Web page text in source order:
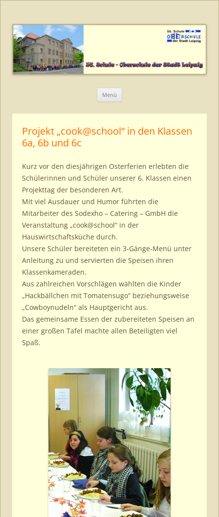
Menü
Projekt „cook@school“ in den Klassen
6a, 6b und 6c
Kurz vor den diesjährigen Osterferien erlebten die
Schülerinnen und Schüler unserer 6. Klassen einen
Projekttag der besonderen Art.
Mit viel Ausdauer und Humor führten die
Mitarbeiter des Sodexho – Catering – GmbH die
Veranstaltung „cook@school“ in der
Hauswirtschaftsküche durch.
Unsere Schüler bereiteten ein 3-Gänge-Menü unter
Anleitung zu und servierten die Speisen ihren
Klassenkameraden.
Aus zahlreichen Vorschlägen wählten die Kinder
„Hackbällchen mit Tomatensugo“ beziehungsweise
„Cowboynudeln“ als Hauptgericht aus.
Das gemeinsame Essen der zubereiteten Speisen an
einer großen Tafel machte allen Beteiligten viel
Spaß.